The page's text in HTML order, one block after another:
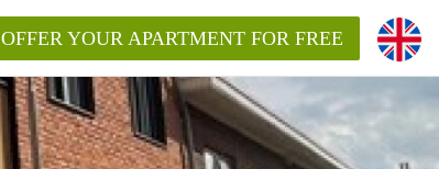
OFFER YOUR APARTMENT FOR FREE